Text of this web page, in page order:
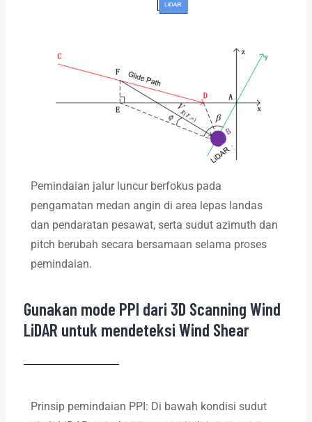
Pemindaian jalur luncur berfokus pada
pengamatan medan angin di area lepas landas
dan pendaratan pesawat, serta sudut azimuth dan
pitch berubah secara bersamaan selama proses
pemindaian.
Gunakan mode PPI dari 3D Scanning Wind
LiDAR untuk mendeteksi Wind Shear
Prinsip pemindaian PPI: Di bawah kondisi sudut